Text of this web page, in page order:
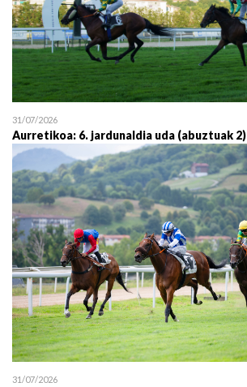
31/07/2026
Aurretikoa: 6. jardunaldia uda (abuztuak 2)
31/07/2026